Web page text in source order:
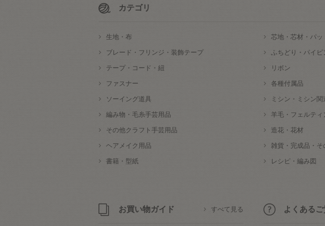
カテゴリ
生地・布 芯地・芯材・パッ
ブレード・フリンジ・装飾テープ ふちどり・パイピ
テープ・コード・紐 リボン
ファスナー 各種付属品
ソーイング道具 ミシン・ミシン関
編み物・毛糸手芸用品 羊毛・フェルティ
その他クラフト手芸用品 造花・花材
ヘアメイク用品 雑貨・完成品・そ
書籍・型紙 レシピ・編み図
お買い物ガイド すべて見る よくあるご